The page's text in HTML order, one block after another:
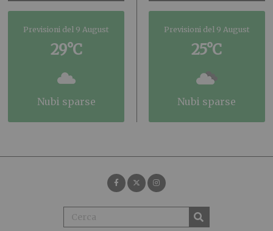
Previsioni del 9 August
29°C
nubi sparse
Previsioni del 9 August
25°C
nubi sparse